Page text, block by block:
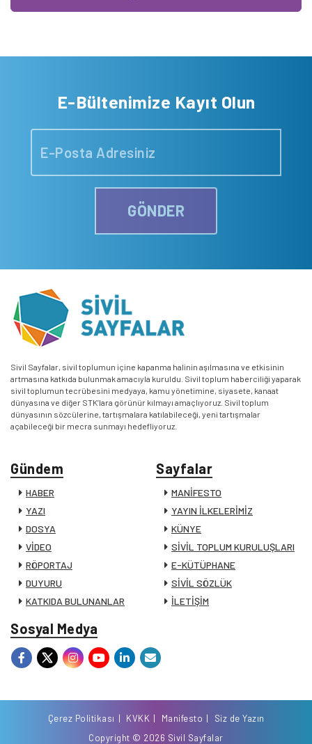
E-Bültenimize Kayıt Olun
GÖNDER
Sivil Sayfalar, sivil toplumun içine kapanma halinin aşılmasına ve etkisinin
artmasına katkıda bulunmak amacıyla kuruldu. Sivil toplum haberciliği yaparak
sivil toplumun tecrübesini medyaya, kamu yönetimine, siyasete, kanaat
dünyasına ve diğer STK’lara görünür kılmayı amaçlıyoruz. Sivil toplum
dünyasının sözcülerine, tartışmalara katılabileceği, yeni tartışmalar
açabileceği bir mecra sunmayı hedefliyoruz.
Gündem
HABER
YAZI
DOSYA
VİDEO
RÖPORTAJ
DUYURU
KATKIDA BULUNANLAR
Sayfalar
MANİFESTO
YAYIN İLKELERİMİZ
KÜNYE
SİVİL TOPLUM KURULUŞLARI
E-KÜTÜPHANE
SİVİL SÖZLÜK
İLETİŞİM
Sosyal Medya
Copyright © 2026 Sivil Sayfalar
Çerez Politikası KVKK Manifesto Siz de Yazın